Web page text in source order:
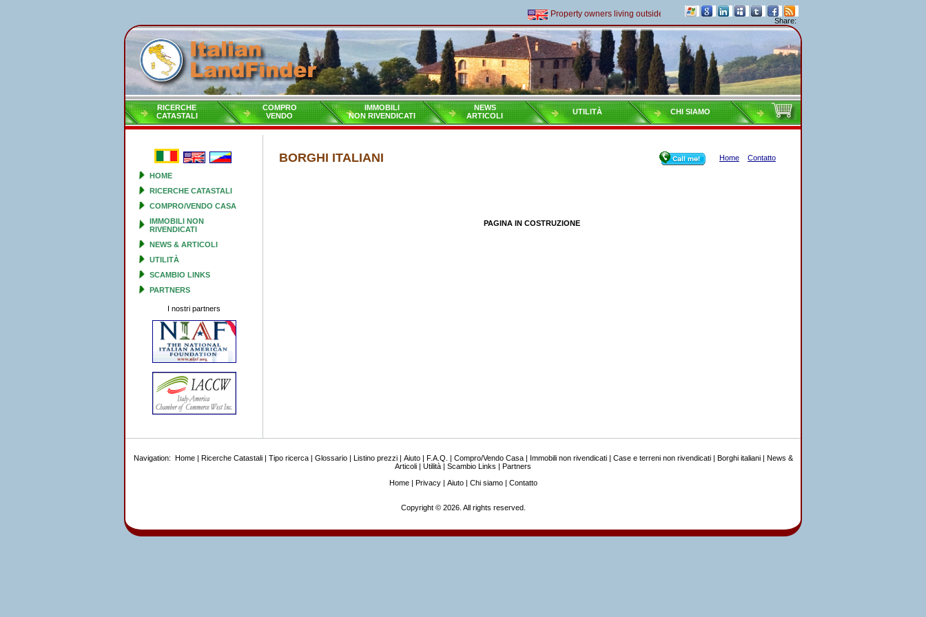
Property owners living outside of Italy must pay their taxes yearly
Share:
RICERCHE
CATASTALI
COMPRO
VENDO
IMMOBILI
NON RIVENDICATI
NEWS
ARTICOLI
UTILITÀ CHI SIAMO
HOME
RICERCHE CATASTALI
COMPRO/VENDO CASA
IMMOBILI NON
RIVENDICATI
NEWS & ARTICOLI
UTILITÀ
SCAMBIO LINKS
PARTNERS
I nostri partners
BORGHI ITALIANI Home Contatto
PAGINA IN COSTRUZIONE
Navigation: Home| Ricerche Catastali| Tipo ricerca| Glossario| Listino prezzi| Aiuto| F.A.Q. | Compro/Vendo Casa| Immobili non rivendicati| Case e terreni non rivendicati| Borghi italiani| News &
Articoli | Utilità | Scambio Links | Partners
Home| Privacy| Aiuto| Chi siamo| Contatto
Copyright © 2026. All rights reserved.